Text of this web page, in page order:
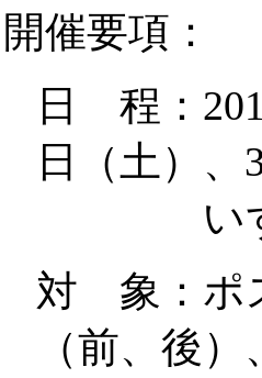
開催要項：
日 程：
日（土）、
いずれ
対 象：ポ
（前、後